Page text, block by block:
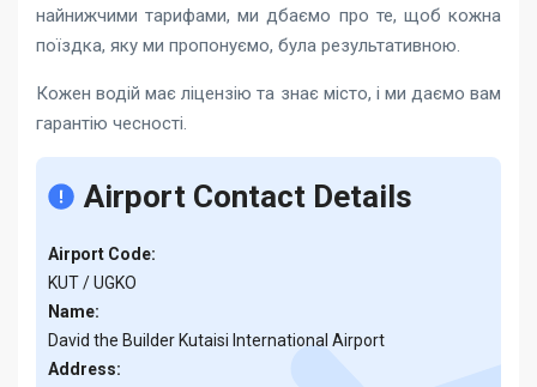
найнижчими тарифами, ми дбаємо про те, щоб кожна
поїздка, яку ми пропонуємо, була результативною.
Кожен водій має ліцензію та знає місто, і ми даємо вам
гарантію чесності.
Airport Contact Details
Airport Code:
KUT / UGKO
Name:
David the Builder Kutaisi International Airport
Address: